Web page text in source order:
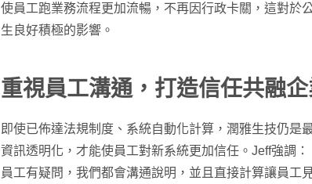
使員工跑業務流程更加流暢，不再因行政卡關，這對於
生良好積極的影響。
重視員工溝通，打造信任共融
即使已佈達法規制度、系統自動化計算，潤雅生技仍是
資訊透明化，才能使員工對新系統更加信任。Jeff強調
員工有疑問，我們都會溝通說明，並且直接計算讓員工